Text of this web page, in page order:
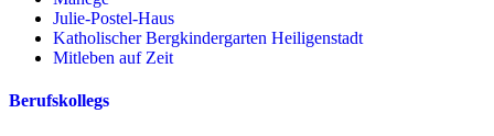
Julie-Postel-Haus
Katholischer Bergkindergarten Heiligenstadt
Mitleben auf Zeit
Berufskollegs